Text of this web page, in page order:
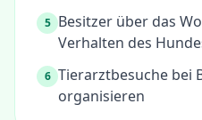
5 Besitzer über das
Verhalten des
6 Tierarztbesuche bei
organisieren